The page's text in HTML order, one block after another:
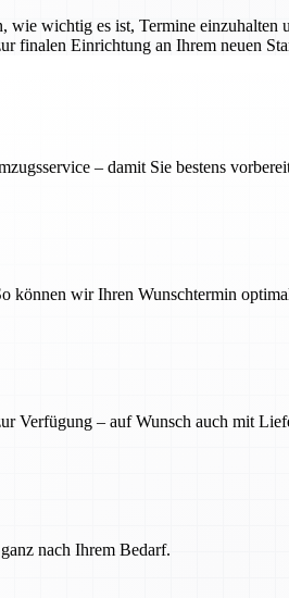
wie wichtig es ist, Termine
finalen Einrichtung an Ihrem neuen
– damit Sie bestens
können wir Ihren Wunschtermin
Verfügung – auf Wunsch auch mit
nach Ihrem Bedarf.